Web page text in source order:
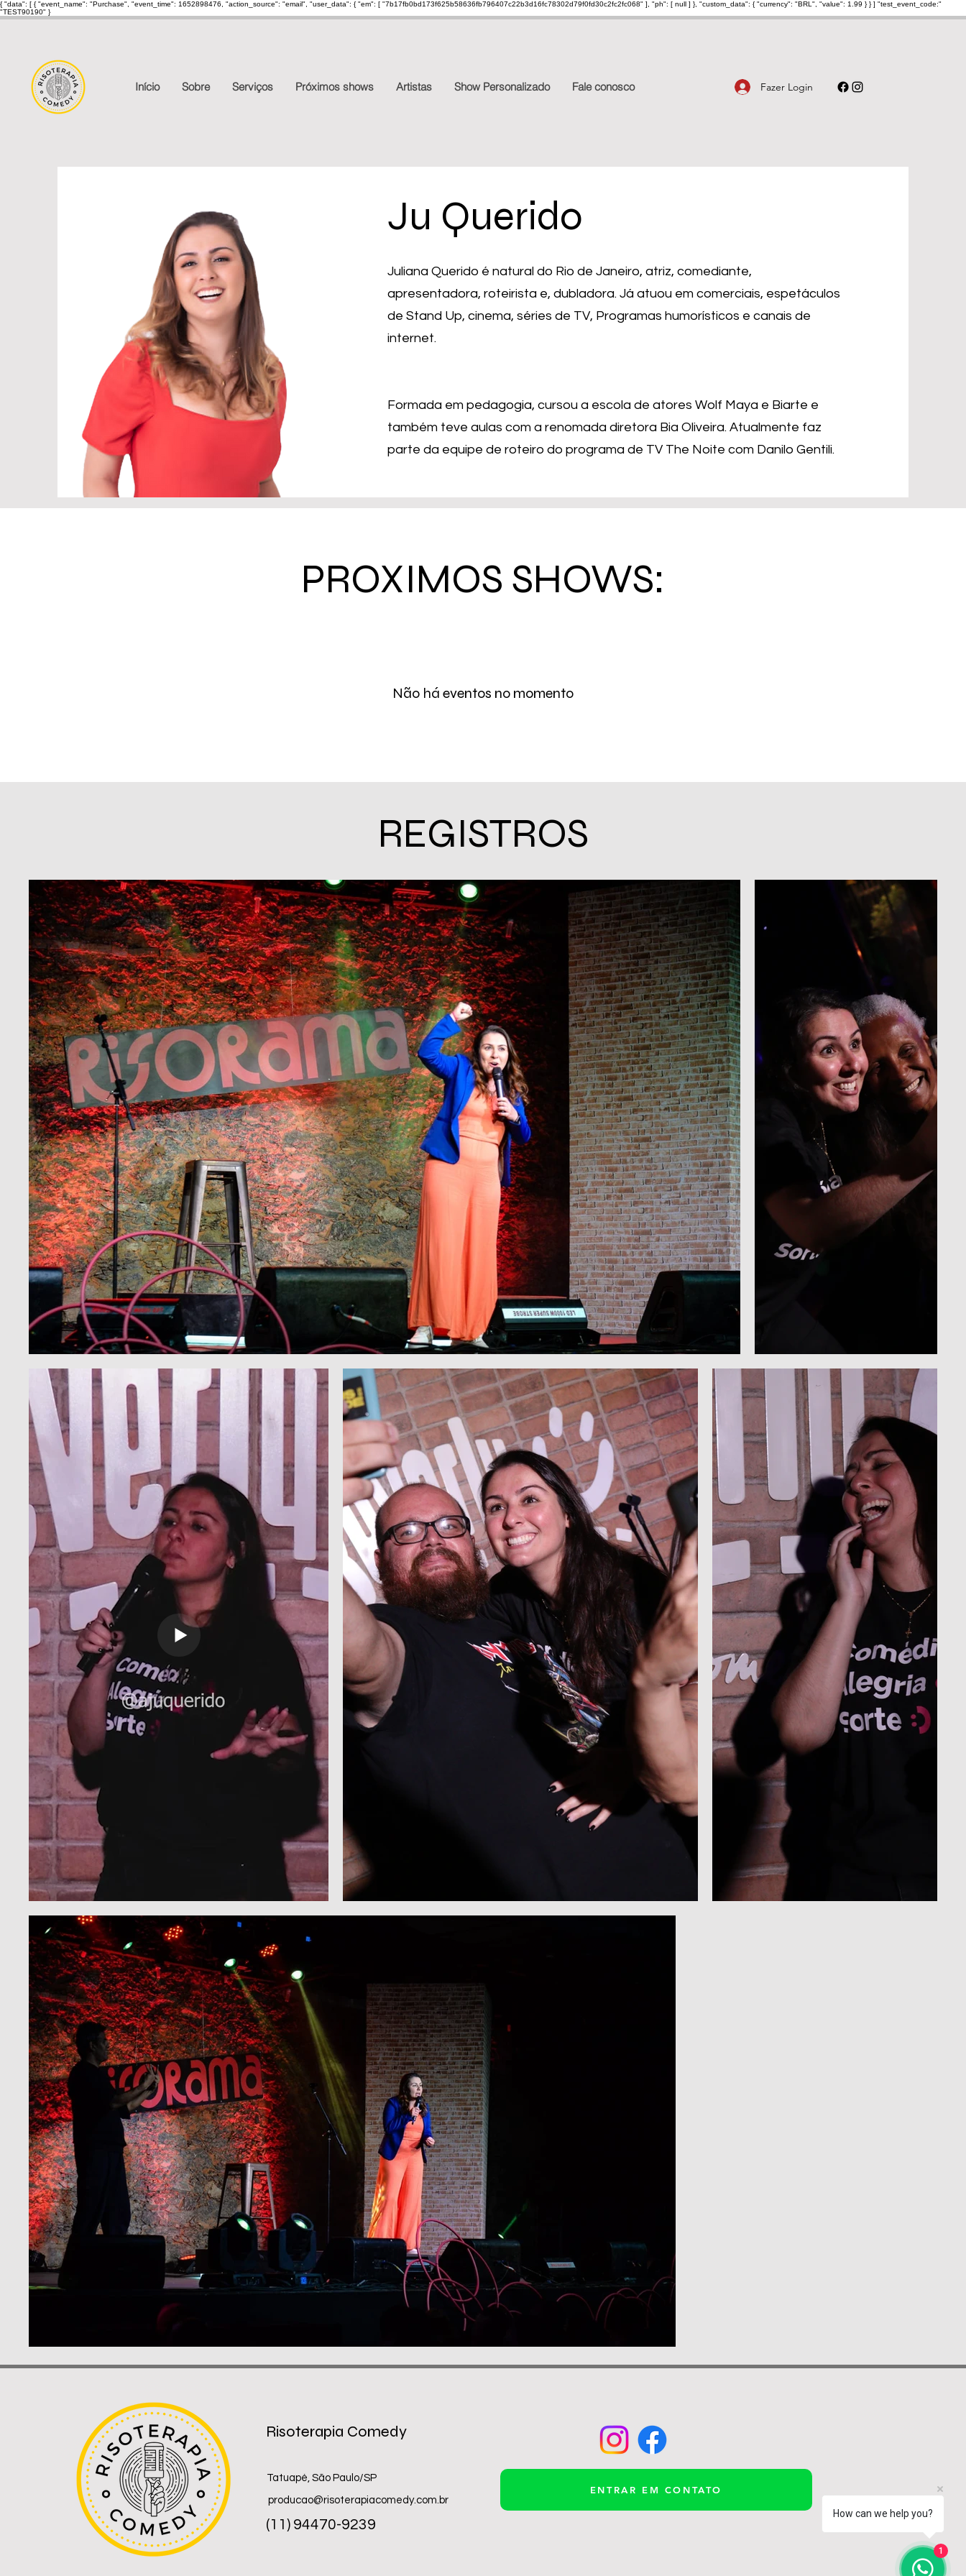
{ "data": [ { "event_name": "Purchase", "event_time": 1652898476, "action_source": "email", "user_data": { "em": [ "7b17fb0bd173f625b58636fb796407c22b3d16fc78302d79f0fd30c2fc2fc068" ], "ph": [ null ] }, "custom_data": { "currency": "BRL", "value": 1.99 } } ] "test_event_code:"
"TEST90190" }
Início Sobre Serviços Próximos shows Artistas Show Personalizado Fale conosco Fazer Login
Ju Querido
Juliana Querido é natural do Rio de Janeiro, atriz, comediante,
apresentadora, roteirista e, dubladora. Já atuou em comerciais, espetáculos
de Stand Up, cinema, séries de TV, Programas humorísticos e canais de
internet.
Formada em pedagogia, cursou a escola de atores Wolf Maya e Biarte e
também teve aulas com a renomada diretora Bia Oliveira. Atualmente faz
parte da equipe de roteiro do programa de TV The Noite com Danilo Gentili.
PROXIMOS SHOWS:
Não há eventos no momento
REGISTROS
Risoterapia Comedy
Tatuapé, São Paulo/SP
ENTRAR EM CONTATO
producao@risoterapiacomedy.com.br
(11) 94470-9239
How can we help you?
1